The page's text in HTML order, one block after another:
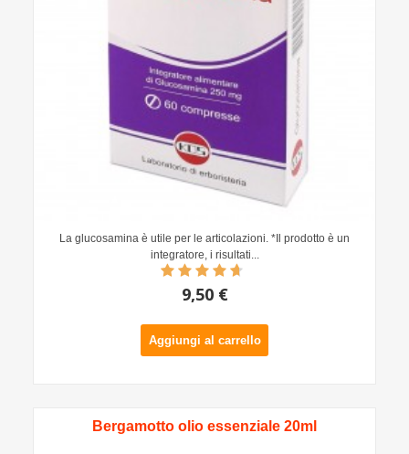
La glucosamina è utile per le articolazioni. *Il prodotto è un
integratore, i risultati...
9,50 €
Aggiungi al carrello
Bergamotto olio essenziale 20ml